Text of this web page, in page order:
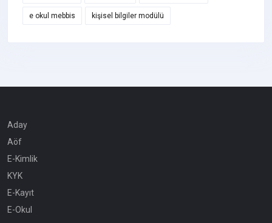
e okul mebbis kişisel bilgiler modülü
Aday
Aöf
E-Kimlik
KYK
E-Kayıt
E-Okul